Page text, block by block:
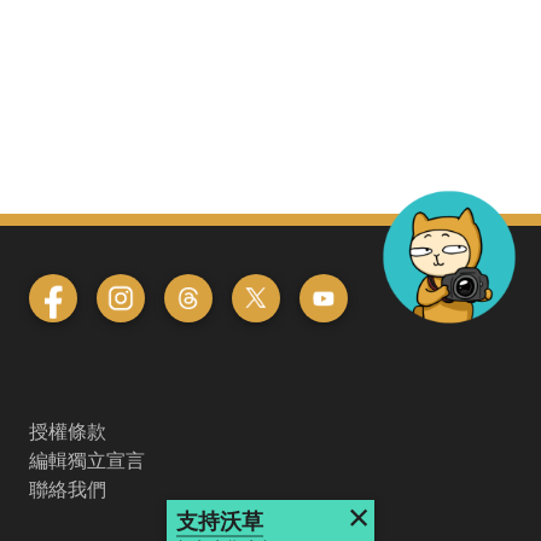
授權條款
編輯獨立宣言
聯絡我們
支持沃草 ×